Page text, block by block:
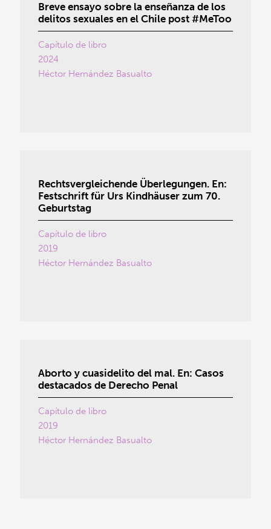
Breve ensayo sobre la enseñanza de los
delitos sexuales en el Chile post #MeToo
Capítulo de libro
2024
Héctor Hernández Basualto
Rechtsvergleichende Überlegungen. En:
Festschrift für Urs Kindhäuser zum 70.
Geburtstag
Capítulo de libro
2019
Héctor Hernández Basualto
Aborto y cuasidelito del mal. En: Casos
destacados de Derecho Penal
Capítulo de libro
2019
Héctor Hernández Basualto